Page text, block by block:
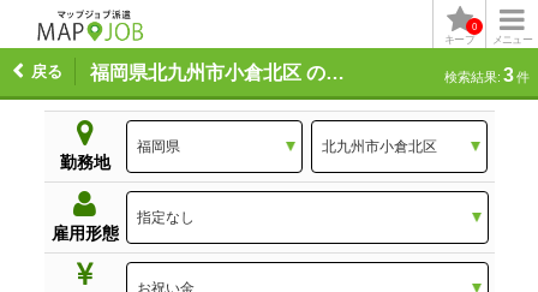
メニュー
キープ
0
福岡県北九州市小倉北区 の求人一覧
戻る 検索結果: 3件
勤務地
雇用形態